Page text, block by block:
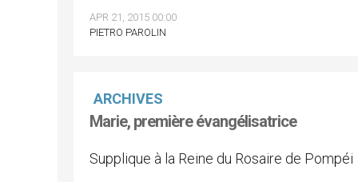
APR 21, 2015 00:00
PIETRO PAROLIN
ARCHIVES
Marie, première évangélisatrice
Supplique à la Reine du Rosaire de Pompéi